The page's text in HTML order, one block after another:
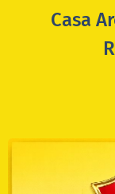
Casa